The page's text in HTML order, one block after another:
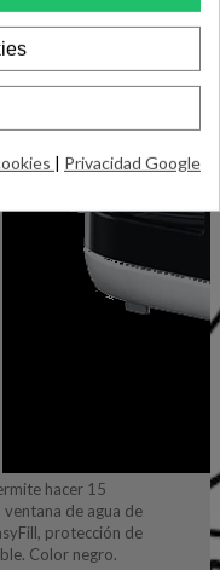
hacer 15
de agua de
protección de
Color negro.
| Privacidad Google